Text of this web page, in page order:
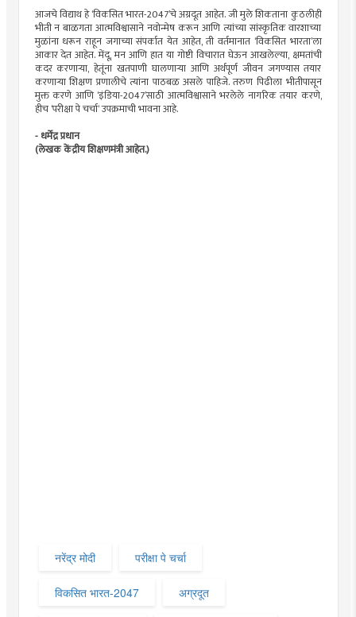
आजचे विद्याथ हे ‌‘विकसित भारत-2047‌’चे अग्रदूत आहेत. जी मुले शिकताना कुठलीही
भीती न बाळगता आत्मविश्वासाने नवोन्मेष करून आणि त्यांच्या सांस्कृतिक वारशाच्या
मुळांना धरून राहून जगाच्या संपर्कात येत आहेत, ती वर्तमानात ‌‘विकसित भारता‌’ला
आकार देत आहेत. मेंदू, मन आणि हात या गोष्टी विचारात घेऊन आखलेल्या, क्षमतांची
कदर करणाऱ्या, हेतूंना खतपाणी घालणाऱ्या आणि अर्थपूर्ण जीवन जगण्यास तयार
करणाऱ्या शिक्षण प्रणालीचे त्यांना पाठबळ असले पाहिजे. तरुण पिढीला भीतीपासून
मुक्त करणे आणि ‌‘इंडिया-2047‌’साठी आत्मविश्वासाने भरलेले नागरिक तयार करणे,
हीच ‌‘परीक्षा पे चर्चा‌‘ उपक्रमाची भावना आहे.
- धर्मेंद्र प्रधान
(लेखक केंद्रीय शिक्षणमंत्री आहेत.)
नरेंद्र मोदी परीक्षा पे चर्चा‌
विकसित भारत-2047‌ अग्रदूत